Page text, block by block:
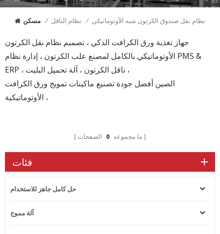
مسكن / نظام الناقل / نظام نقل صندوق الكرتون شبه الأوتوماتيكي
جهاز تغذية ورق الكرافت الذكي ، تصميم نظام نقل الكرتون
الأوتوماتيكي بالكامل لمصنع علب الكرتون ، إدارة نظام PMS &
ERP ، ناقل الكرتون ، آلة تحميل البليت ،
الصين أفضل جودة تصنيع ماكينات تمويج ورق الكرافت
الأوتوماتيكية ،
ما مجموعه 0 الصفحات
فئات
حل كامل جاهز للاستخدام
آلة مموج